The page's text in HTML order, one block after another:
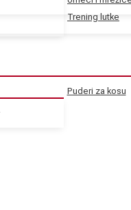
Puderi za kosu
Trening lutke